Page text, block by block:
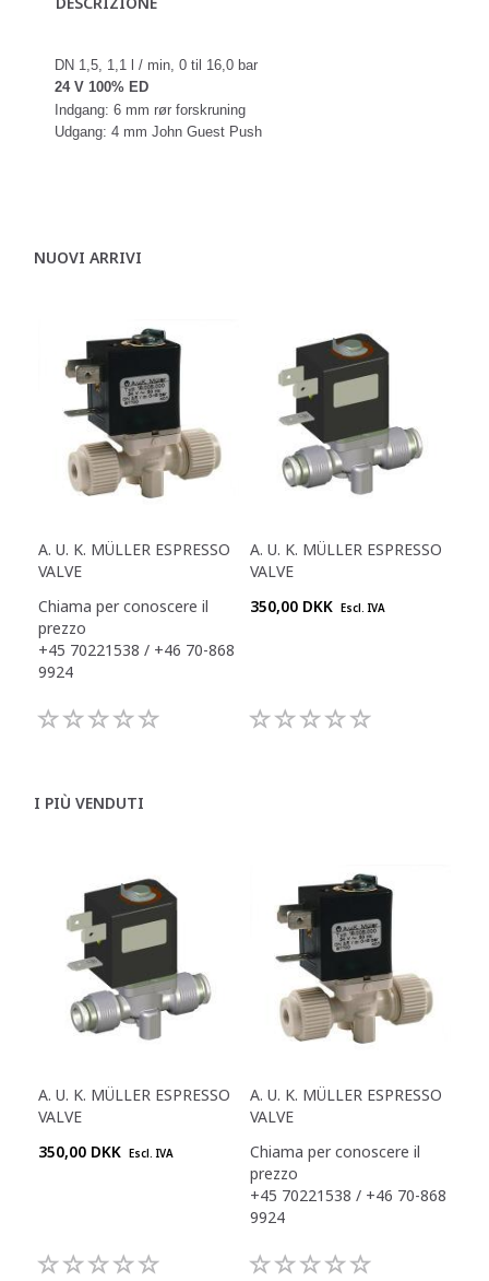
DN 1,5, 1,1 l / min, 0 til 16,0 bar
24 V 100% ED
Indgang: 6 mm rør forskruning
Udgang: 4 mm John Guest Push
NUOVI ARRIVI
A. U. K. MÜLLER ESPRESSO
VALVE
Chiama per conoscere il
prezzo
+45 70221538 / +46 70-868
9924
A. U. K. MÜLLER ESPRESSO
VALVE
350,00 DKK Escl. IVA
I PIÙ VENDUTI
A. U. K. MÜLLER ESPRESSO
VALVE
350,00 DKK Escl. IVA
A. U. K. MÜLLER ESPRESSO
VALVE
Chiama per conoscere il
prezzo
+45 70221538 / +46 70-868
9924